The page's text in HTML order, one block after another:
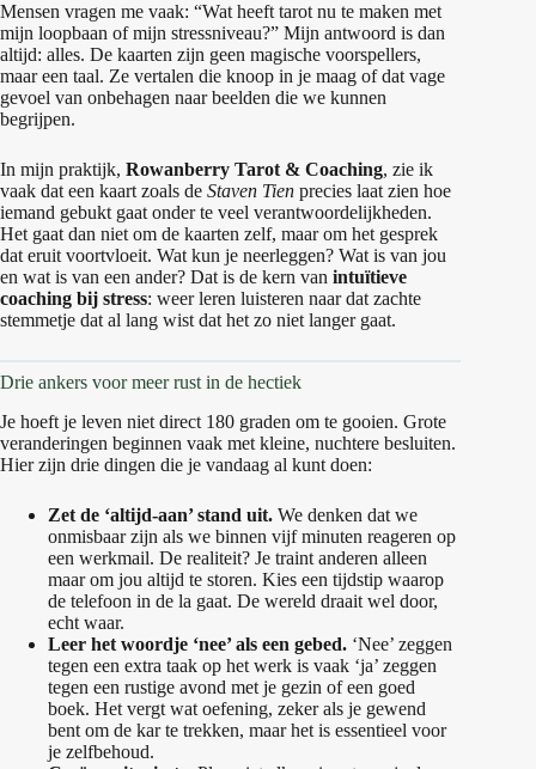
Mensen vragen me vaak: “Wat heeft tarot nu te maken met
mijn loopbaan of mijn stressniveau?” Mijn antwoord is dan
altijd: alles. De kaarten zijn geen magische voorspellers,
maar een taal. Ze vertalen die knoop in je maag of dat vage
gevoel van onbehagen naar beelden die we kunnen
begrijpen.
In mijn praktijk, Rowanberry Tarot & Coaching, zie ik
vaak dat een kaart zoals de Staven Tien precies laat zien hoe
iemand gebukt gaat onder te veel verantwoordelijkheden.
Het gaat dan niet om de kaarten zelf, maar om het gesprek
dat eruit voortvloeit. Wat kun je neerleggen? Wat is van jou
en wat is van een ander? Dat is de kern van intuïtieve
coaching bij stress: weer leren luisteren naar dat zachte
stemmetje dat al lang wist dat het zo niet langer gaat.
Drie ankers voor meer rust in de hectiek
Je hoeft je leven niet direct 180 graden om te gooien. Grote
veranderingen beginnen vaak met kleine, nuchtere besluiten.
Hier zijn drie dingen die je vandaag al kunt doen:
Zet de ‘altijd-aan’ stand uit. We denken dat we
onmisbaar zijn als we binnen vijf minuten reageren op
een werkmail. De realiteit? Je traint anderen alleen
maar om jou altijd te storen. Kies een tijdstip waarop
de telefoon in de la gaat. De wereld draait wel door,
echt waar.
Leer het woordje ‘nee’ als een gebed. ‘Nee’ zeggen
tegen een extra taak op het werk is vaak ‘ja’ zeggen
tegen een rustige avond met je gezin of een goed
boek. Het vergt wat oefening, zeker als je gewend
bent om de kar te trekken, maar het is essentieel voor
je zelfbehoud.